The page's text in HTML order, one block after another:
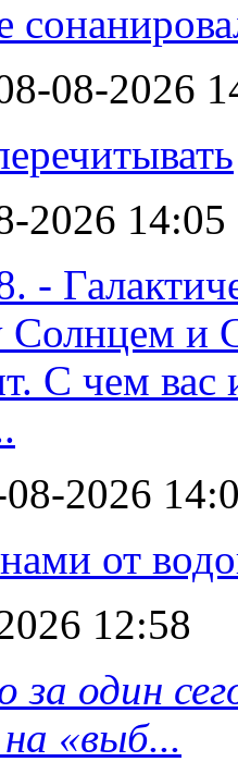
08-2026
2026 14:05
-
Солнцем и
С чем вас
2026
от
12:58
за один
«выб...